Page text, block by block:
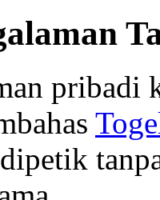
pribadi